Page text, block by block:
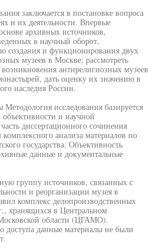
заключается в постановке вопроса
и их деятельности. Впервые
архивных источников,
в научный оборот,
создания и функционирования двух
музеев в Москве; рассмотреть
антирелигиозных музеев
дать оценку их значению в
наследия России.
исследования базируется
и научной
диссертационного сочинения
анализа материалов по
государства. Объективность
данные и документальные
группу источников, связанных с
и реорганизации музея в
комплекс делопроизводственных
хранящихся в Центральном
области (ЦГАМО).
доступа данные материалы не были